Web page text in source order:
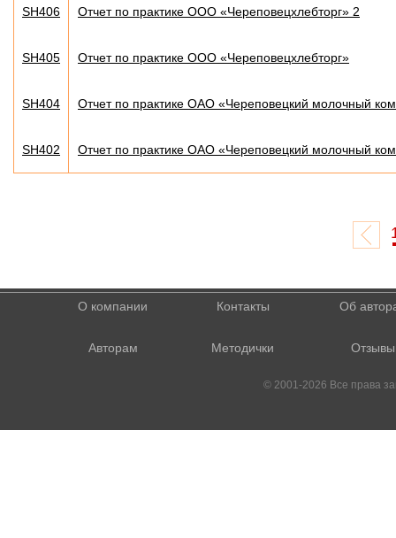
SH406 Отчет по практике ООО «Череповецхлебторг» 2
SH405 Отчет по практике ООО «Череповецхлебторг»
SH404 Отчет по практике ОАО «Череповецкий молочный
SH402 Отчет по практике ОАО «Череповецкий молочный
О компании Контакты Об
Авторам Методички Отзывы
© 2001-2026 Все права